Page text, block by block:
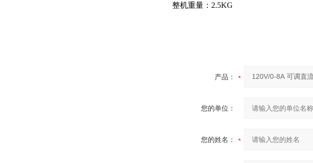
整机重量：2.5KG
产品：
您的单位：
您的姓名：